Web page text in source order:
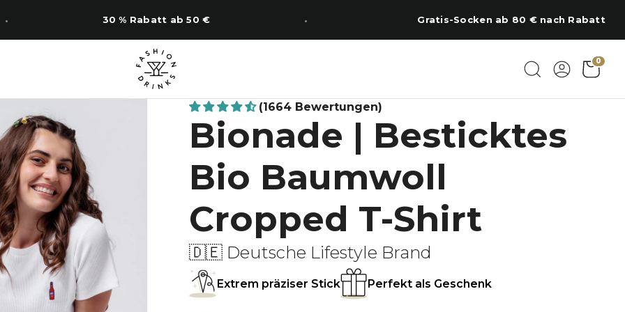
14 Tage Rückgabe Regional am Chiemsee bestickt
0
(1664 Bewertungen)
Bionade | Besticktes
Bio Baumwoll
Cropped T-Shirt
🇩🇪 Deutsche Lifestyle Brand
Extrem präziser Stick Perfekt als Geschenk